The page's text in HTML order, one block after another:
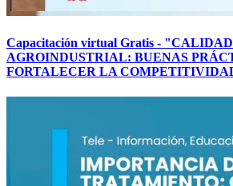
Capacitación virtual Gratis - "CALIDAD
AGROINDUSTRIAL: BUENAS
FORTALECER LA